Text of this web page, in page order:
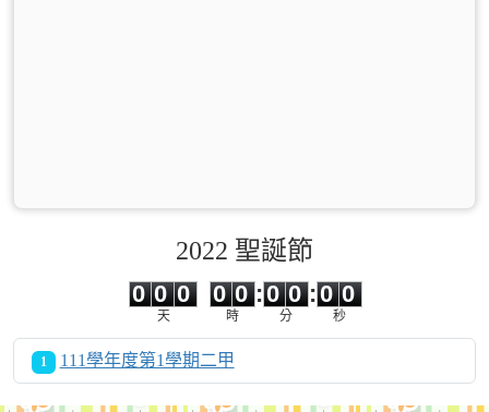
2022 聖誕節
0 0 0
天
0
0
0
時
:
0
0
0
0
分
:0 0
秒
1 111學年度第1學期二甲